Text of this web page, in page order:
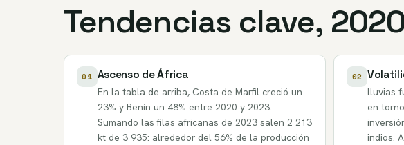
Tendencias clave,
01 Ascenso de África
En la tabla de arriba, Costa de Marfil creció un
23% y Benín un 48% entre 2020 y 2023.
Sumando las filas africanas de 2023 salen 2 213
kt de 3 935: alrededor del 56% de la producción
02
lluvias
en
indios.